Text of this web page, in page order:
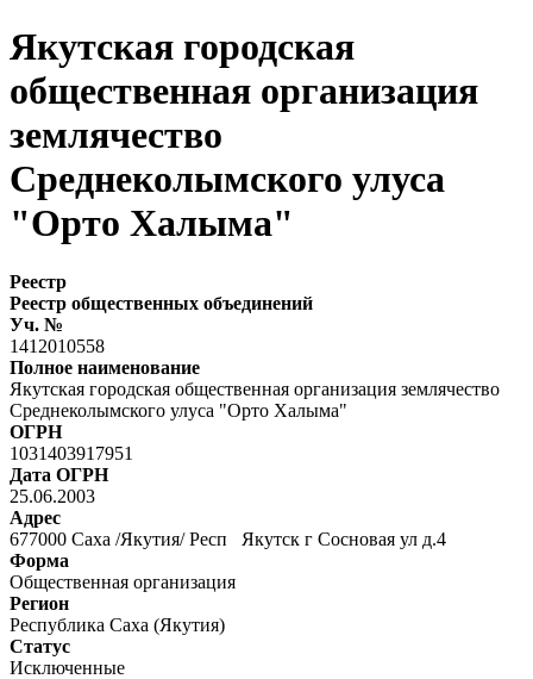
Якутская городская
общественная организация
землячество
Среднеколымского улуса
"Орто Халыма"
Реестр
Реестр общественных объединений
Уч. №
1412010558
Полное наименование
Якутская городская общественная организация землячество
Среднеколымского улуса "Орто Халыма"
ОГРН
1031403917951
Дата ОГРН
25.06.2003
Адрес
677000 Саха /Якутия/ Респ Якутск г Сосновая ул д.4
Форма
Общественная организация
Регион
Республика Саха (Якутия)
Статус
Исключенные